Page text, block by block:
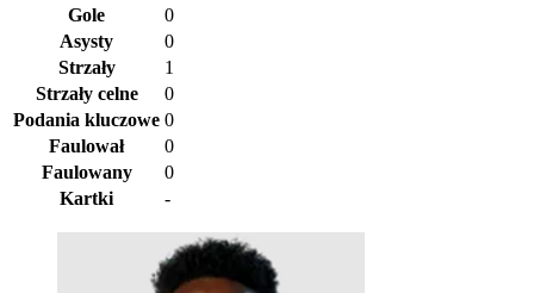
Gole
0
Asysty
0
Strzały
1
Strzały celne
0
Podania kluczowe 0
Faulował
0
Faulowany
0
Kartki
-